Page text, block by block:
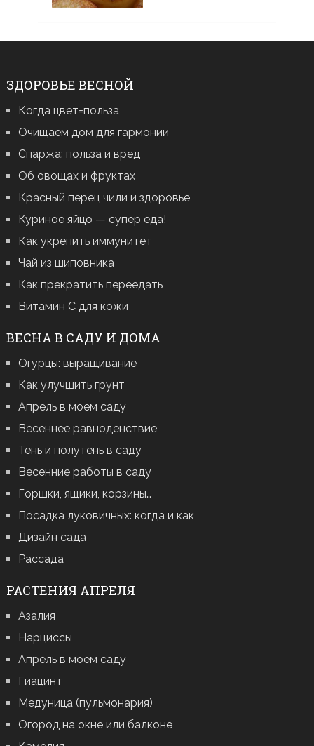
ЗДОРОВЬЕ ВЕСНОЙ
Когда цвет=польза
Очищаем дом для гармонии
Спаржа: польза и вред
Об овощах и фруктах
Красный перец чили и здоровье
Куриное яйцо — супер еда!
Как укрепить иммунитет
Чай из шиповника
Как прекратить переедать
Витамин С для кожи
ВЕСНА В САДУ И ДОМА
Огурцы: выращивание
Как улучшить грунт
Апрель в моем саду
Весеннее равноденствие
Тень и полутень в саду
Весенние работы в саду
Горшки, ящики, корзины…
Посадка луковичных: когда и как
Дизайн сада
Рассада
РАСТЕНИЯ АПРЕЛЯ
Азалия
Нарциссы
Апрель в моем саду
Гиацинт
Медуница (пульмонария)
Огород на окне или балконе